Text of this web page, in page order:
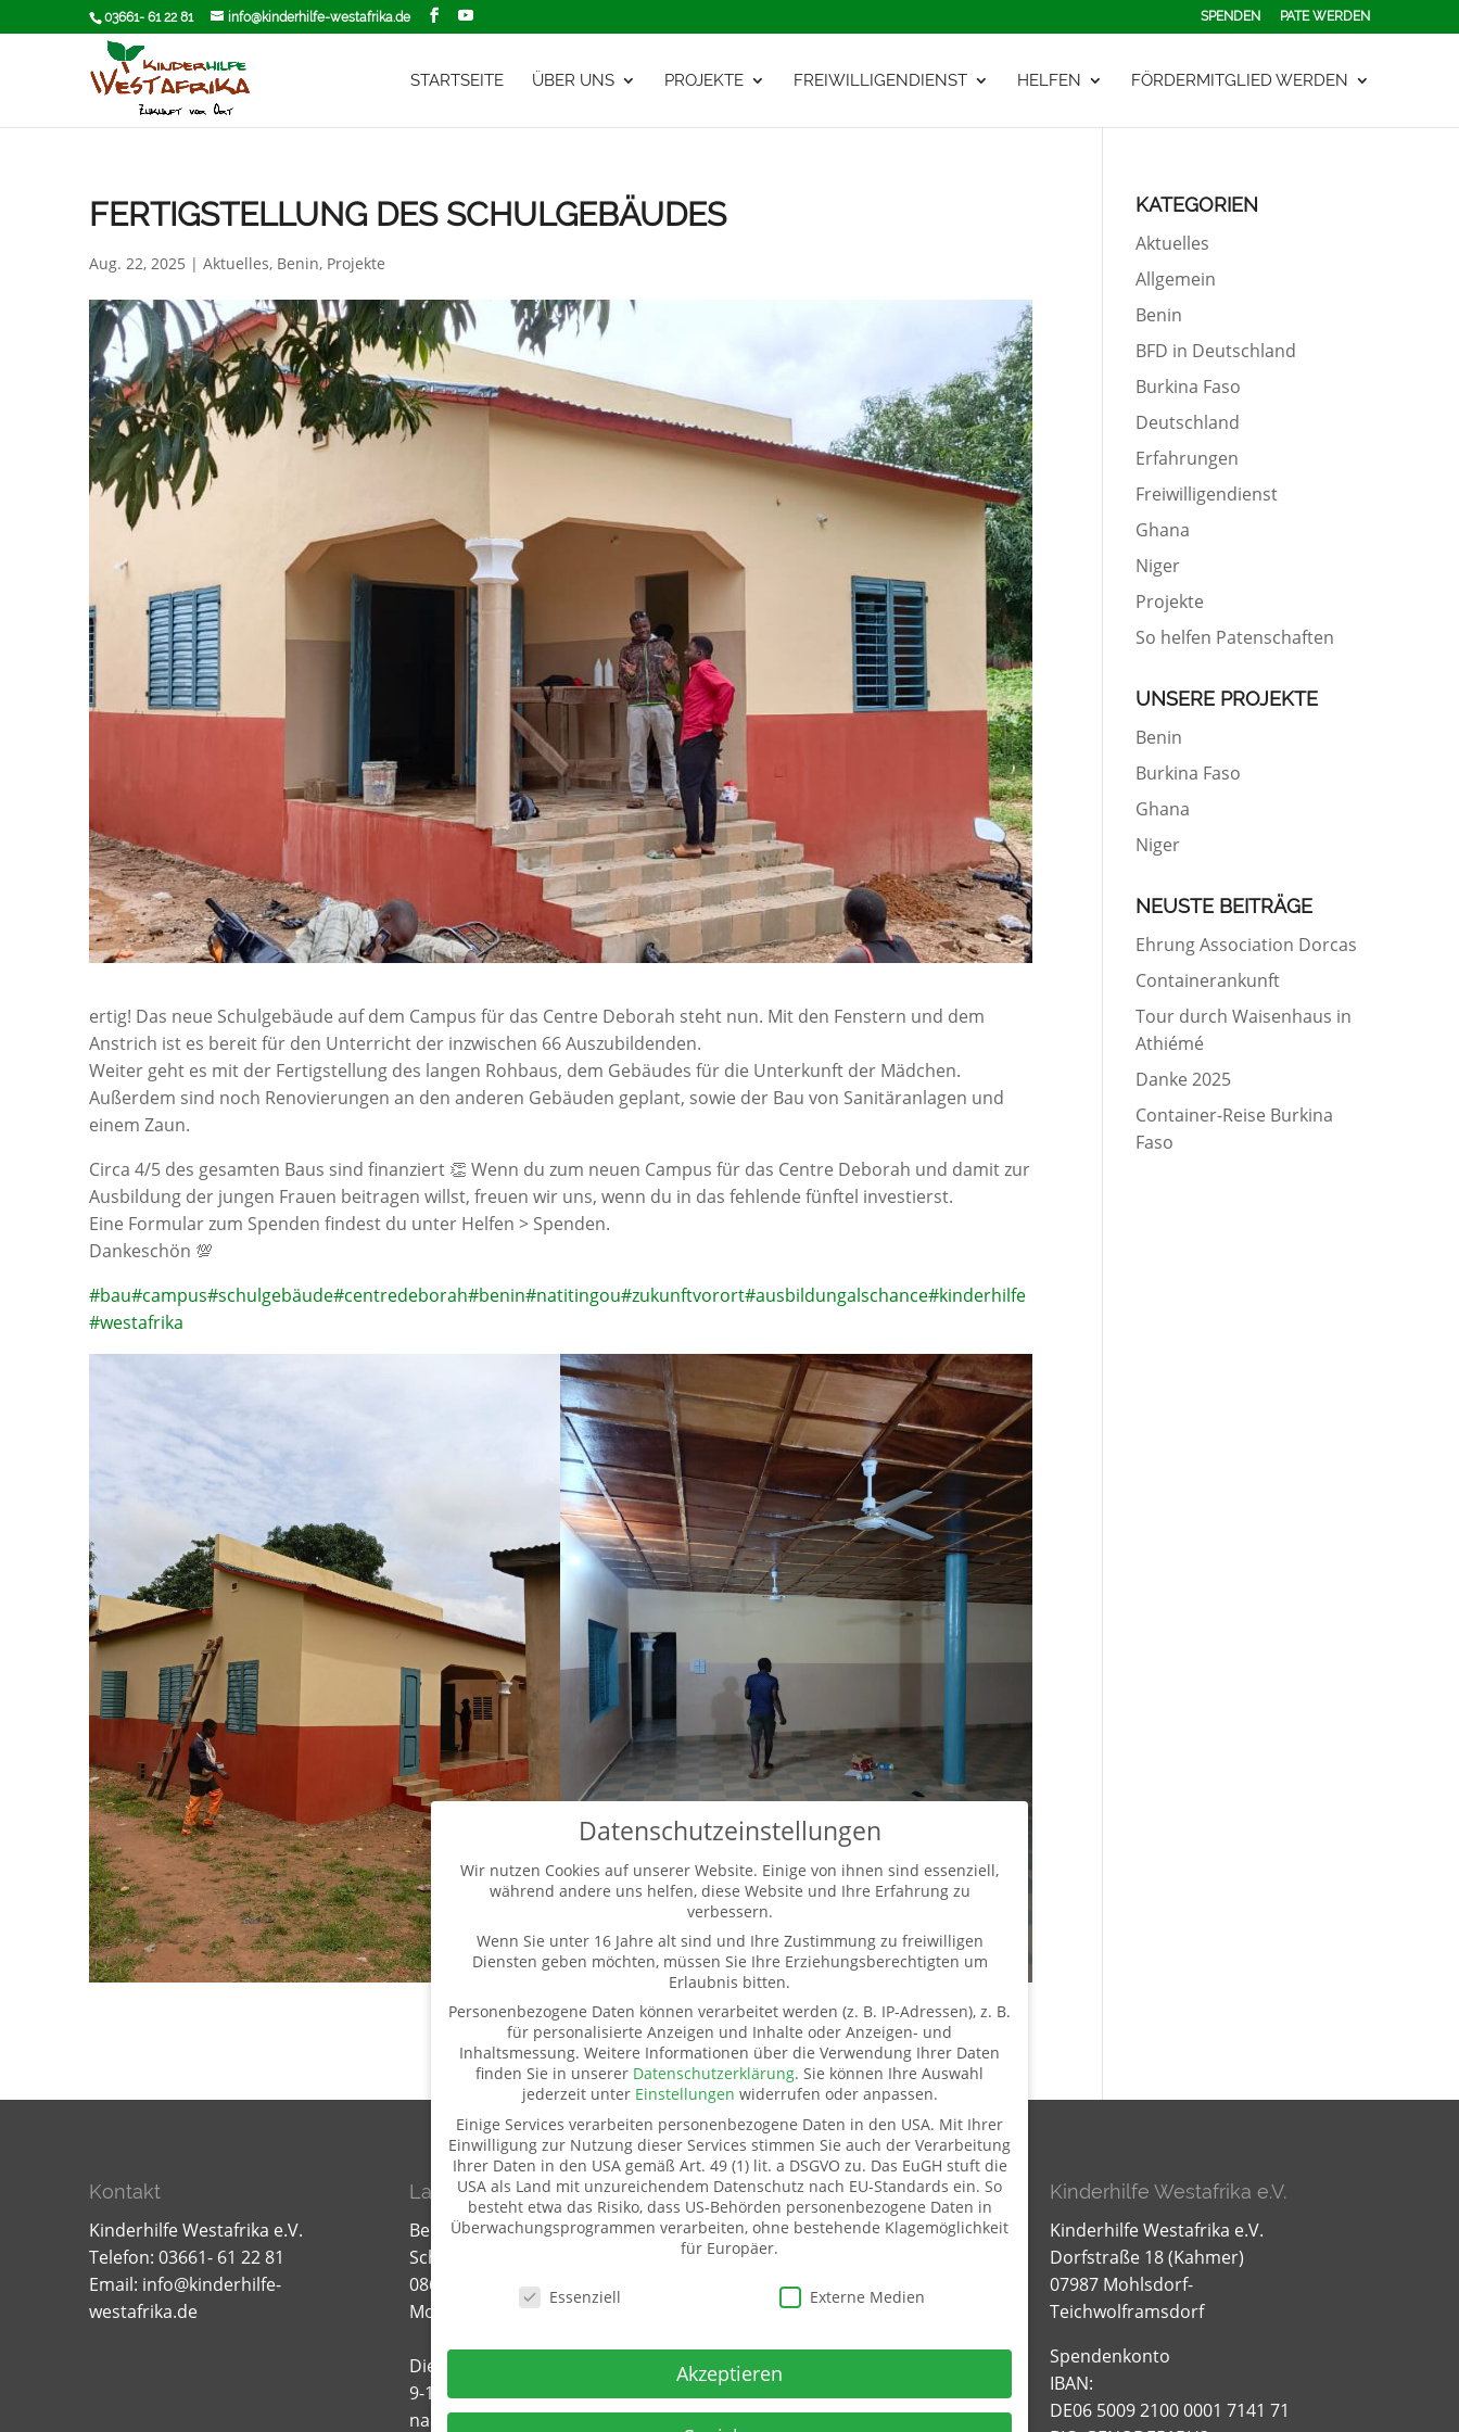
03661- 61 22 81 info@kinderhilfe-westafrika.de SPENDEN PATE WERDEN
STARTSEITE ÜBER UNS PROJEKTE FREIWILLIGENDIENST HELFEN FÖRDERMITGLIED WERDEN
FERTIGSTELLUNG DES SCHULGEBÄUDES
Aug. 22, 2025 | Aktuelles, Benin, Projekte
ertig! Das neue Schulgebäude auf dem Campus für das Centre Deborah steht nun. Mit den Fenstern und dem
Anstrich ist es bereit für den Unterricht der inzwischen 66 Auszubildenden.
Weiter geht es mit der Fertigstellung des langen Rohbaus, dem Gebäudes für die Unterkunft der Mädchen.
Außerdem sind noch Renovierungen an den anderen Gebäuden geplant, sowie der Bau von Sanitäranlagen und
einem Zaun.
Circa 4/5 des gesamten Baus sind finanziert 👏 Wenn du zum neuen Campus für das Centre Deborah und damit zur
Ausbildung der jungen Frauen beitragen willst, freuen wir uns, wenn du in das fehlende fünftel investierst.
Eine Formular zum Spenden findest du unter Helfen > Spenden.
Dankeschön 💯
#bau#campus#schulgebäude#centredeborah#benin#natitingou#zukunftvorort#ausbildungalschance#kinderhilfe
#westafrika
KATEGORIEN
Aktuelles
Allgemein
Benin
BFD in Deutschland
Burkina Faso
Deutschland
Erfahrungen
Freiwilligendienst
Ghana
Niger
Projekte
So helfen Patenschaften
UNSERE PROJEKTE
Benin
Burkina Faso
Ghana
Niger
NEUSTE BEITRÄGE
Ehrung Association Dorcas
Containerankunft
Tour durch Waisenhaus in
Athiémé
Danke 2025
Container-Reise Burkina
Faso
Kontakt
Kinderhilfe Westafrika e.V.
Telefon: 03661- 61 22 81
Email: info@kinderhilfe-
westafrika.de
Lager für Sachspenden
Bernd Weißbach
Schillerstr. 20
08606 Oelsnitz
Mobil: 01520 5324593
Dienstag - Mittwoch
9-12.00 und 13-16.00 Uhr (und
nach Vereinbarung)
Weitere Informationen
Kontakt
Impressum
Datenschutz
Pate werden
Transparenz
Mitglied werden
Kinderhilfe Westafrika e.V.
Kinderhilfe Westafrika e.V.
Dorfstraße 18 (Kahmer)
07987 Mohlsdorf-
Teichwolframsdorf
Spendenkonto
IBAN:
DE06 5009 2100 0001 7141 71
Datenschutzeinstellungen
Wir nutzen Cookies auf unserer Website. Einige von ihnen sind essenziell,
während andere uns helfen, diese Website und Ihre Erfahrung zu
verbessern.
Wenn Sie unter 16 Jahre alt sind und Ihre Zustimmung zu freiwilligen
Diensten geben möchten, müssen Sie Ihre Erziehungsberechtigten um
Erlaubnis bitten.
Personenbezogene Daten können verarbeitet werden (z. B. IP-Adressen), z. B.
für personalisierte Anzeigen und Inhalte oder Anzeigen- und
Inhaltsmessung. Weitere Informationen über die Verwendung Ihrer Daten
finden Sie in unserer Datenschutzerklärung. Sie können Ihre Auswahl
jederzeit unter Einstellungen widerrufen oder anpassen.
Einige Services verarbeiten personenbezogene Daten in den USA. Mit Ihrer
Einwilligung zur Nutzung dieser Services stimmen Sie auch der Verarbeitung
Ihrer Daten in den USA gemäß Art. 49 (1) lit. a DSGVO zu. Das EuGH stuft die
USA als Land mit unzureichendem Datenschutz nach EU-Standards ein. So
besteht etwa das Risiko, dass US-Behörden personenbezogene Daten in
Überwachungsprogrammen verarbeiten, ohne bestehende Klagemöglichkeit
für Europäer.
Datenschutzeinstellungen
Essenziell Externe Medien
Akzeptieren